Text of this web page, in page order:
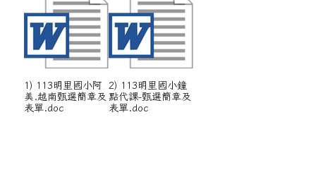
1) 113明里國小阿
美.越南甄選簡章及
表單.doc
2) 113明里國小鐘
點代課-甄選簡章及
表單.doc